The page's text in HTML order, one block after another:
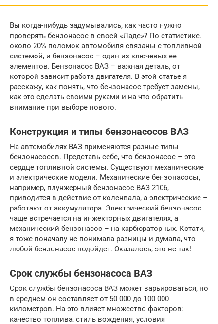
Вы когда-нибудь задумывались, как часто нужно
проверять бензонасос в своей «Ладе»? По статистике,
около 20% поломок автомобиля связаны с топливной
системой, и бензонасос – один из ключевых ее
элементов. Бензонасос ВАЗ – важная деталь, от
которой зависит работа двигателя. В этой статье я
расскажу, как понять, что бензонасос требует замены,
как это сделать своими руками и на что обратить
внимание при выборе нового.
Конструкция и типы бензонасосов ВАЗ
На автомобилях ВАЗ применяются разные типы
бензонасосов. Представь себе, что бензонасос – это
сердце топливной системы. Существуют механические
и электрические модели. Механические бензонасосы,
например, плунжерный бензонасос ВАЗ 2106,
приводится в действие от коленвала, а электрические –
работают от аккумулятора. Электрический бензонасос
чаще встречается на инжекторных двигателях, а
механический бензонасос – на карбюраторных. Кстати,
я тоже поначалу не понимала разницы и думала, что
любой бензонасос подойдет. Оказалось, это не так!
Срок службы бензонасоса ВАЗ
Срок службы бензонасоса ВАЗ может варьироваться, но
в среднем он составляет от 50 000 до 100 000
километров. На это влияет множество факторов:
качество топлива, стиль вождения, условия